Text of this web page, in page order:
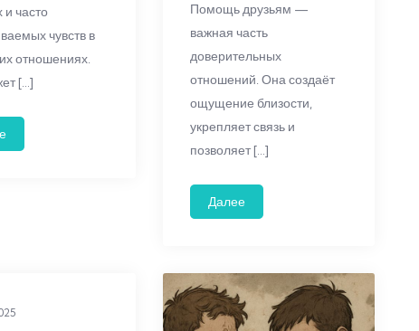
часто
чувств в
отношениях.
[…]
Помощь друзьям —
важная часть
доверительных
отношений. Она создаёт
ощущение близости,
укрепляет связь и
позволяет […]
Далее